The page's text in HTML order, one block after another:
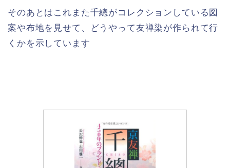
そのあとはこれまた千總がコレクションしている図
案や布地を見せて、どうやって友禅染が作られて行
くかを示しています